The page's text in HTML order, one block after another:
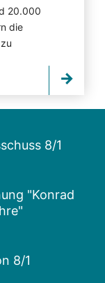
20.000
die
8/1
"Konrad
8/1